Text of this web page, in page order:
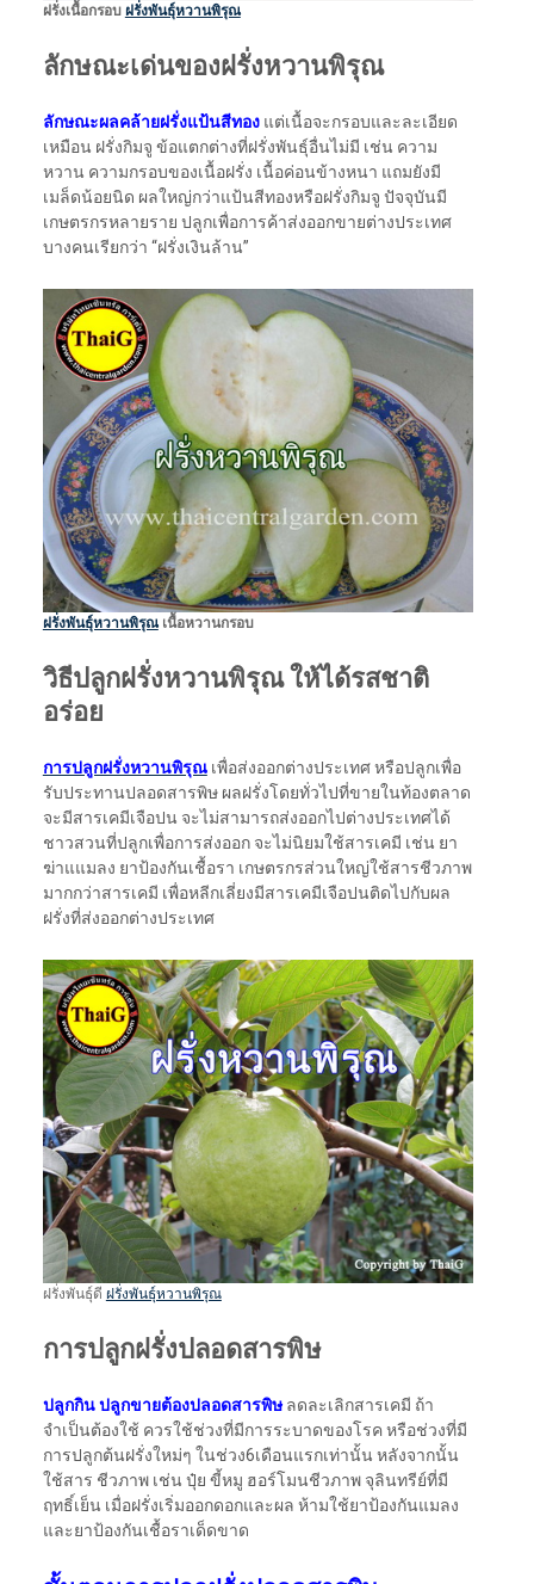
ฝรั่งเนื้อกรอบ ฝรั่งพันธุ์หวานพิรุณ
ลักษณะเด่นของฝรั่งหวานพิรุณ
ลักษณะผลคล้ายฝรั่งแป้นสีทองแต่เนื้อจะกรอบและละเอียด
เหมือน ฝรั่งกิมจู ข้อแตกต่างที่ฝรั่งพันธุ์อื่นไม่มี เช่น ความ
หวาน ความกรอบของเนื้อฝรั่ง เนื้อค่อนข้างหนา แถมยังมี
เมล็ดน้อยนิด ผลใหญ่กว่าแป้นสีทองหรือฝรั่งกิมจู ปัจจุบันมี
เกษตรกรหลายราย ปลูกเพื่อการค้าส่งออกขายต่างประเทศ
บางคนเรียกว่า “ฝรั่งเงินล้าน”
ฝรั่งพันธุ์หวานพิรุณเนื้อหวานกรอบ
วิธีปลูกฝรั่งหวานพิรุณ ให้ได้รสชาติ
อร่อย
การปลูกฝรั่งหวานพิรุณเพื่อส่งออกต่างประเทศ หรือปลูกเพื่อ
รับประทานปลอดสารพิษ ผลฝรั่งโดยทั่วไปที่ขายในท้องตลาด
จะมีสารเคมีเจือปน จะไม่สามารถส่งออกไปต่างประเทศได้
ชาวสวนที่ปลูกเพื่อการส่งออก จะไม่นิยมใช้สารเคมี เช่น ยา
ฆ่าแแมลง ยาป้องกันเชื้อรา เกษตรกรส่วนใหญ่ใช้สารชีวภาพ
มากกว่าสารเคมี เพื่อหลีกเลี่ยงมีสารเคมีเจือปนติดไปกับผล
ฝรั่งที่ส่งออกต่างประเทศ
ฝรั่งพันธุ์ดี ฝรั่งพันธุ์หวานพิรุณ
การปลูกฝรั่งปลอดสารพิษ
ปลูกกิน ปลูกขายต้องปลอดสารพิษลดละเลิกสารเคมี ถ้า
จำเป็นต้องใช้ ควรใช้ช่วงที่มีการระบาดของโรค หรือช่วงที่มี
การปลูกต้นฝรั่งใหม่ๆ ในช่วง6เดือนแรกเท่านั้น หลังจากนั้น
ใช้สาร ชีวภาพ เช่น ปุ๋ย ขี้หมู ฮอร์โมนชีวภาพ จุลินทรีย์ที่มี
ฤทธิ์เย็น เมื่อฝรั่งเริ่มออกดอกและผล ห้ามใช้ยาป้องกันแมลง
และยาป้องกันเชื้อราเด็ดขาด